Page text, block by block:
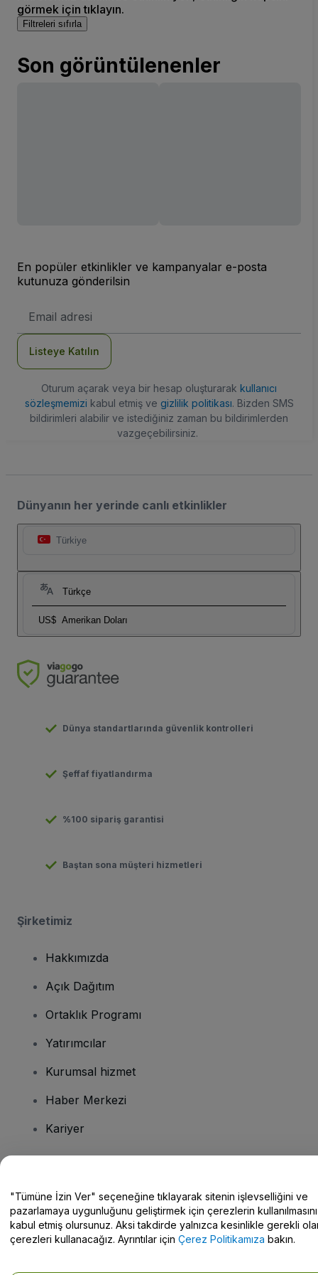
görmek için tıklayın.
Filtreleri sıfırla
Son görüntülenenler
En popüler etkinlikler ve kampanyalar e-posta
kutunuza gönderilsin
posta
Listeye Katılın
Oturum açarak veya bir hesap oluşturarak kullanıcı
sözleşmemizi kabul etmiş ve gizlilik politikası. Bizden SMS
bildirimleri alabilir ve istediğiniz zaman bu bildirimlerden
vazgeçebilirsiniz.
Dünyanın her yerinde canlı etkinlikler
Türkiye
Türkçe
US$ Amerikan Doları
Dünya standartlarında güvenlik kontrolleri
Şeffaf fiyatlandırma
%100 sipariş garantisi
Baştan sona müşteri hizmetleri
Şirketimiz
Hakkımızda
Açık Dağıtım
Ortaklık Programı
Yatırımcılar
Kurumsal hizmet
Haber Merkezi
Kariyer
Yardım Merkezi / Bize Ulaşın
"Tümüne İzin Ver" seçeneğine tıklayarak sitenin işlevselliğini ve
pazarlamaya uygunluğunu geliştirmek için çerezlerin kullanılmasını
kabul etmiş olursunuz. Aksi takdirde yalnızca kesinlikle gerekli
çerezleri kullanacağız. Ayrıntılar için Çerez Politikamıza bakın.